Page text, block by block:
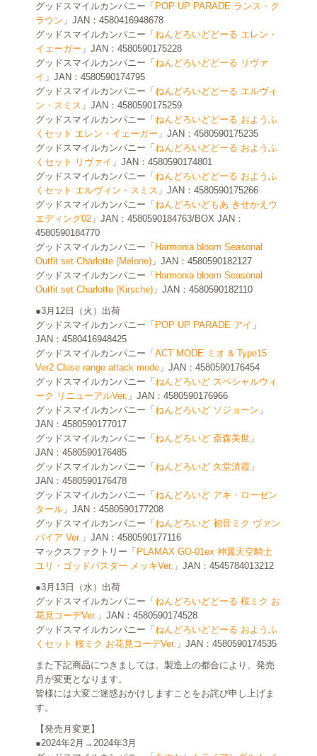
グッドスマイルカンパニー「 POP UP PARADE ランス・ク
ラウン 」JAN：4580416948678
グッドスマイルカンパニー「 ねんどろいどどーる エレン・
イェーガー 」JAN：4580590175228
グッドスマイルカンパニー「 ねんどろいどどーる リヴァ
イ 」JAN：4580590174795
グッドスマイルカンパニー「 ねんどろいどどーる エルヴィ
ン・スミス 」JAN：4580590175259
グッドスマイルカンパニー「 ねんどろいどどーる おようふ
くセット エレン・イェーガー 」JAN：4580590175235
グッドスマイルカンパニー「 ねんどろいどどーる おようふ
くセット リヴァイ 」JAN：4580590174801
グッドスマイルカンパニー「 ねんどろいどどーる おようふ
くセット エルヴィン・スミス 」JAN：4580590175266
グッドスマイルカンパニー「 ねんどろいどもあ きせかえウ
エディング02 」JAN：4580590184763/BOX JAN：
4580590184770
グッドスマイルカンパニー「 Harmonia bloom Seasonal
Outfit set Charlotte (Melone) 」JAN：4580590182127
グッドスマイルカンパニー「 Harmonia bloom Seasonal
Outfit set Charlotte (Kirsche) 」JAN：4580590182110
●3月12日（火）出荷
グッドスマイルカンパニー「 POP UP PARADE アイ 」
JAN：4580416948425
グッドスマイルカンパニー「 ACT MODE ミオ & Type15
Ver2 Close range attack mode 」JAN：4580590176454
グッドスマイルカンパニー「 ねんどろいど スペシャルウィ
ーク リニューアルVer. 」JAN：4580590176966
グッドスマイルカンパニー「 ねんどろいど ソジョーン 」
JAN：4580590177017
グッドスマイルカンパニー「 ねんどろいど 斎森美世 」
JAN：4580590176485
グッドスマイルカンパニー「 ねんどろいど 久堂清霞 」
JAN：4580590176478
グッドスマイルカンパニー「 ねんどろいど アキ・ローゼン
タール 」JAN：4580590177208
グッドスマイルカンパニー「 ねんどろいど 初音ミク ヴァン
パイア Ver. 」JAN：4580590177116
マックスファクトリー「 PLAMAX GO-01ex 神翼天空騎士
ユリ・ゴッドバスター メッキVer. 」JAN：4545784013212
●3月13日（水）出荷
グッドスマイルカンパニー「 ねんどろいどどーる 桜ミク お
花見コーデVer. 」JAN：4580590174528
グッドスマイルカンパニー「 ねんどろいどどーる おようふ
くセット 桜ミク お花見コーデVer. 」JAN：4580590174535
また下記商品につきましては、製造上の都合により、発売
月が変更となります。
皆様には大変ご迷惑おかけしますことをお詫び申し上げま
す。
【発売月変更】
●2024年2月→2024年3月